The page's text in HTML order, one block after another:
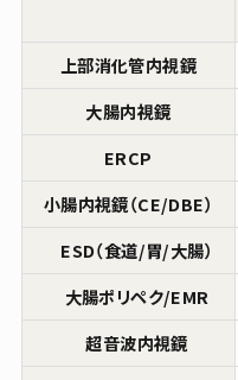
上部消化管内視鏡
大腸内視鏡
ERCP
小腸内視鏡（CE/DBE）
ESD（食道/胃/大腸）
大腸ポリペク/EMR
超音波内視鏡